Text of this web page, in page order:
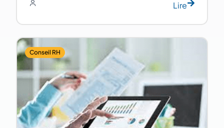
Lire
Conseil RH